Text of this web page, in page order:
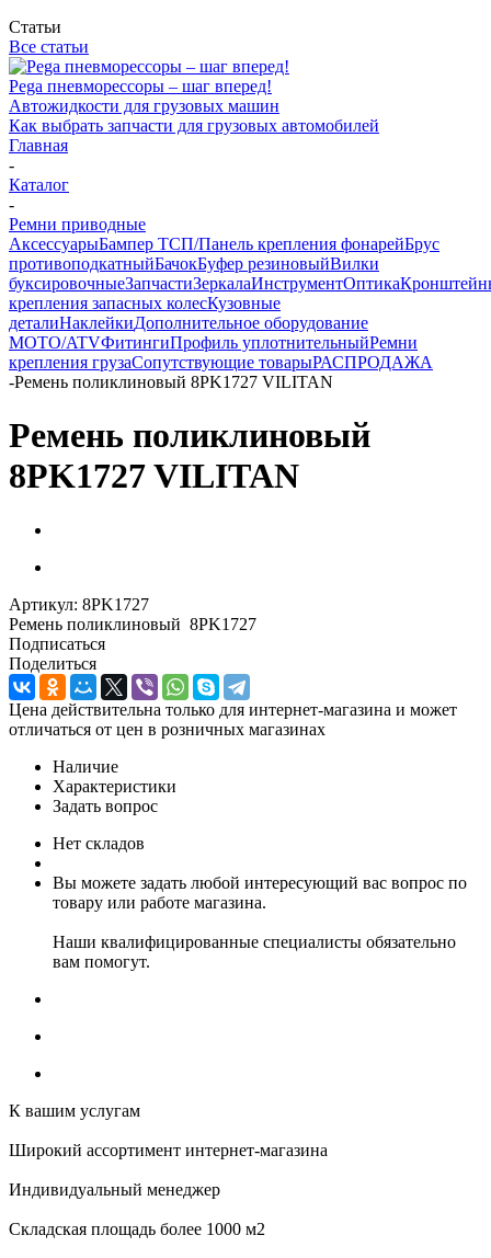
Статьи
Все статьи
Pega пневморессоры – шаг вперед!
Автожидкости для грузовых машин
Как выбрать запчасти для грузовых автомобилей
Главная
-
Каталог
-
Ремни приводные
АксессуарыБампер ТСП/Панель крепления фонарейБрус
противоподкатныйБачокБуфер резиновыйВилки
буксировочныеЗапчастиЗеркалаИнструментОптика
крепления запасных колесКузовные
деталиНаклейкиДополнительное оборудование
MOTO/ATVФитингиПрофиль уплотнительныйРемни
крепления грузаСопутствующие товарыРАСПРОДАЖА
-Ремень поликлиновый 8PK1727 VILITAN
Ремень поликлиновый
8PK1727 VILITAN
Артикул: 8PK1727
Ремень поликлиновый 8PK1727
Подписаться
Поделиться
Цена действительна только для интернет-магазина и может
отличаться от цен в розничных магазинах
Наличие
Характеристики
Задать вопрос
Нет складов
Вы можете задать любой интересующий вас вопрос по
товару или работе магазина.
Наши квалифицированные специалисты обязательно
вам помогут.
К вашим услугам
Широкий ассортимент интернет-магазина
Индивидуальный менеджер
Складская площадь более 1000 м2